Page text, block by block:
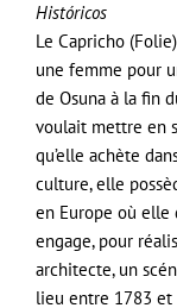
Históricos
Le Capricho
une femme pour
de Osuna à la fin
voulait mettre en
qu’elle achète
culture, elle
en Europe où elle
engage, pour
architecte, un
lieu entre 1783 et